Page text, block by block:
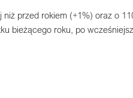
przed rokiem (+1%) oraz o
bieżącego roku, po